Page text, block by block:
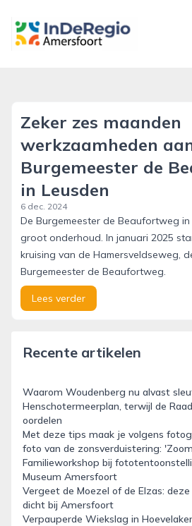
inderegioamersfoort.nl
Zeker zes maanden
werkzaamheden
Burgemeester de
in Leusden
6 dec. 2024
De Burgemeester de Beaufortweg
groot onderhoud. In januari 2025
kruising van de Hamersveldseweg,
Burgemeester de Beaufortweg.
Lees verder
Recente artikelen
Waarom Woudenberg nu alvast
Henschotermeerplan, terwijl de
oordelen
Met deze tips maak je volgens
foto van de zonsverduistering:
Familieworkshop bij
Museum Amersfoort
Vergeet de Moezel of de Elzas:
dicht bij Amersfoort
Verpauperde Wiekslag in